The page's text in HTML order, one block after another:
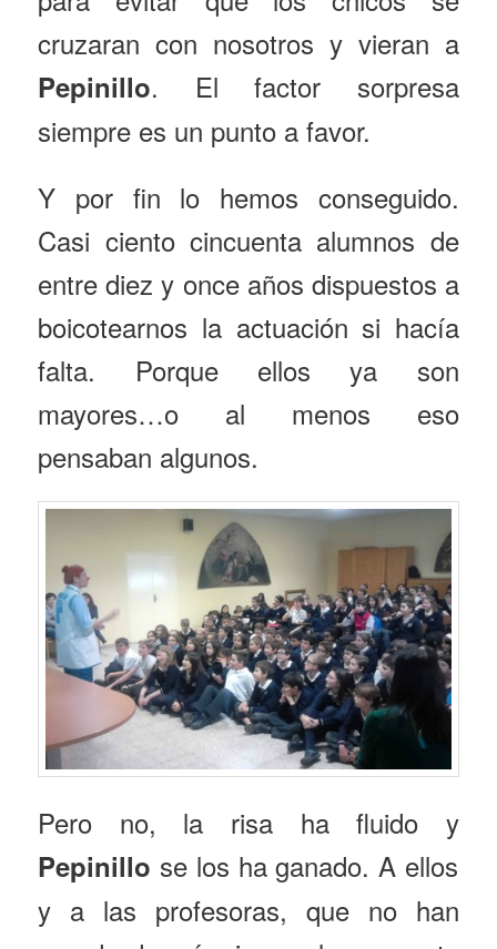
cruzaran con nosotros y vieran a
Pepinillo. El factor sorpresa
siempre es un punto a favor.
Y por fin lo hemos conseguido.
Casi ciento cincuenta alumnos de
entre diez y once años dispuestos a
boicotearnos la actuación si hacía
falta. Porque ellos ya son
mayores…o al menos eso
pensaban algunos.
Pero no, la risa ha fluido y
Pepinillo se los ha ganado. A ellos
y a las profesoras, que no han